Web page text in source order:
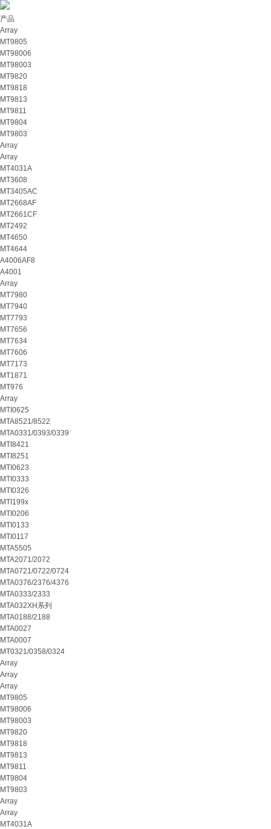
产品
Array
MT9805
MT98006
MT98003
MT9820
MT9818
MT9813
MT9811
MT9804
MT9803
Array
Array
MT4031A
MT3608
MT3405AC
MT2668AF
MT2661CF
MT2492
MT4650
MT4644
A4006AF8
A4001
Array
MT7980
MT7940
MT7793
MT7656
MT7634
MT7606
MT7173
MT1871
MT976
Array
MTI0625
MTA8521/8522
MTA0331/0393/0339
MTI8421
MTI8251
MTI0623
MTI0333
MTI0326
MTI199x
MTI0206
MTI0133
MTI0117
MTA5505
MTA2071/2072
MTA0721/0722/0724
MTA0376/2376/4376
MTA0333/2333
MTA032XH系列
MTA0188/2188
MTA0027
MTA0007
MT0321/0358/0324
Array
Array
Array
MT9805
MT98006
MT98003
MT9820
MT9818
MT9813
MT9811
MT9804
MT9803
Array
Array
MT4031A